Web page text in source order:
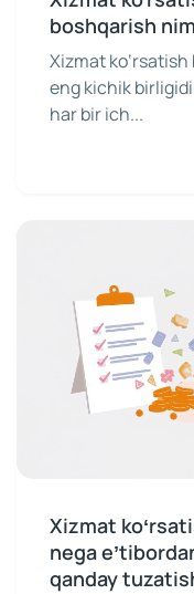
boshqarish
Xizmat
eng kichik
har bir ich...
Xizmat
nega
qanday